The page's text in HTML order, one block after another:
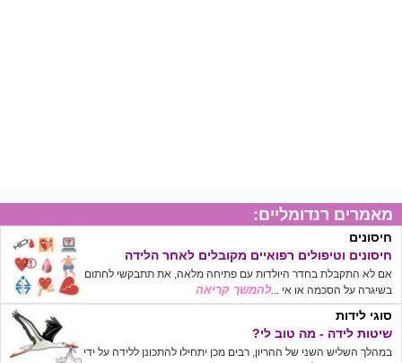
מאמרים רנדומליים:
חיסונים
חיסונים וטיפולים רפואיים מקובלים לאחר הלידה
אם לא התקבלת בחדר היולדות עם פתיחה מלאה, את תתבקשי לחתום
בשיגרה על הסכמה או אי ...להמשך קריאה
סוגי לידות
שיטות לידה - מה טוב לי?
במהלך השליש השני של ההריון, רבים מכן יתחילו להתכונן ללידה על ידי